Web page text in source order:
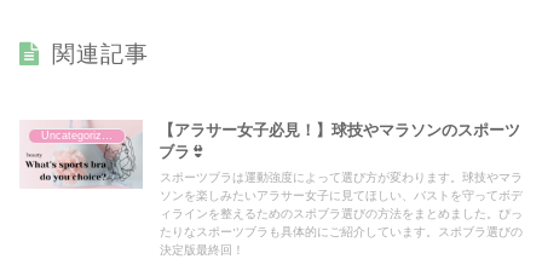
関連記事
【アラサー女子必見！】球技やマラソンのスポーツ
ブラ👙
スポーツブラは運動強度によって選び方が変わります。球技やマラ
ソンを楽しみたいアラサー女子に見てほしい、バストを守ってボデ
ィラインを整えるためのスポブラ選びの方法をまとめました。ぴっ
たりなスポーツブラも具体的にご紹介しています。スポブラ選びの
決定版最終回！